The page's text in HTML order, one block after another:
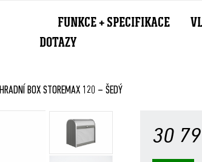
FUNKCE + SPECIFIKACE
DOTAZY
BOX STOREMAX 120 – ŠEDÝ
30